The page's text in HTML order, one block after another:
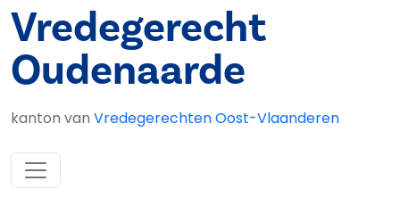
Vredegerecht
Oudenaarde
kanton van Vredegerechten Oost-Vlaanderen